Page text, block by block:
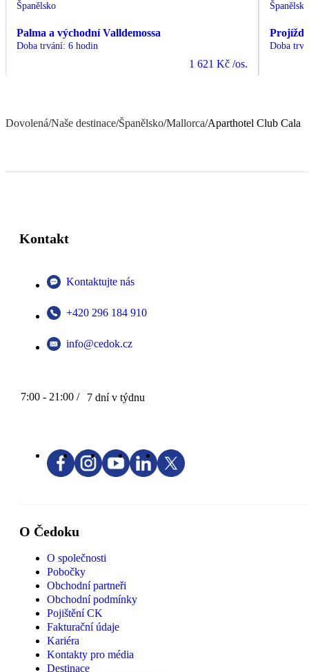
Španělsko
Palma a východní Valldemossa
Doba trvání: 6 hodin
1 621 Kč /os.
Španělsko
Doba
Dovolená/Naše destinace/Španělsko/Mallorca/Aparthotel Club Cala
Kontakt
Kontaktujte nás
+420 296 184 910
info@cedok.cz
7:00 - 21:00 / 7 dní v týdnu
O Čedoku
O společnosti
Pobočky
Obchodní partneři
Obchodní podmínky
Pojištění CK
Fakturační údaje
Kariéra
Kontakty pro média
Destinace